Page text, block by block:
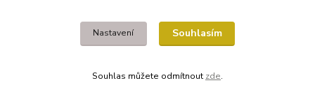
Nastavení Souhlasím
Souhlas můžete odmítnout zde.